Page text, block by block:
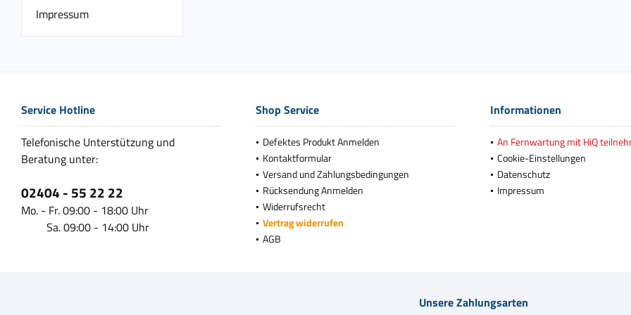
Impressum
Service Hotline
Telefonische Unterstützung und
Beratung unter:
02404 - 55 22 22
Mo. - Fr. 09:00 - 18:00 Uhr
Sa. 09:00 - 14:00 Uhr
Shop Service
Defektes Produkt Anmelden
Kontaktformular
Versand und Zahlungsbedingungen
Rücksendung Anmelden
Widerrufsrecht
Vertrag widerrufen
AGB
Informationen
An Fernwartung mit HiQ
Cookie-Einstellungen
Datenschutz
Impressum
Unsere Zahlungsarten